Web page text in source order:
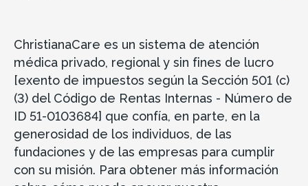
ChristianaCare es un sistema de atención
médica privado, regional y sin fines de lucro
[exento de impuestos según la Sección 501 (c)
(3) del Código de Rentas Internas - Número de
ID 51-0103684] que confía, en parte, en la
generosidad de los individuos, de las
fundaciones y de las empresas para cumplir
con su misión. Para obtener más información